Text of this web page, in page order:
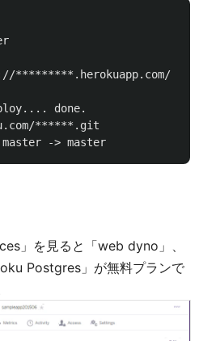
*********.herokuapp.com/
done.
******.git
master -> master
」を見ると「web dyno」、
Postgres」が無料プランで